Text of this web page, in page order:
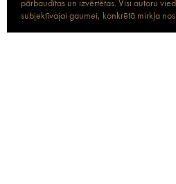
pārbaudītas un izvērtētas. Visi autoru
subjektīvajai gaumei, konkrētā mirkļa